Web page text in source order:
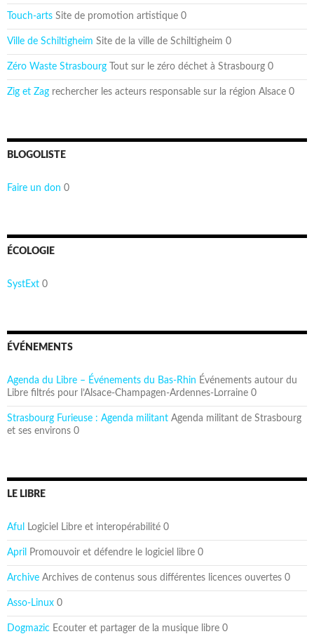
Touch-arts Site de promotion artistique 0
Ville de Schiltigheim Site de la ville de Schiltigheim 0
Zéro Waste Strasbourg Tout sur le zéro déchet à Strasbourg 0
Zig et Zag rechercher les acteurs responsable sur la région Alsace 0
BLOGOLISTE
Faire un don 0
ÉCOLOGIE
SystExt 0
ÉVÉNEMENTS
Agenda du Libre – Événements du Bas-Rhin Événements autour du
Libre filtrés pour l’Alsace-Champagen-Ardennes-Lorraine 0
Strasbourg Furieuse : Agenda militant Agenda militant de Strasbourg
et ses environs 0
LE LIBRE
Aful Logiciel Libre et interopérabilité 0
April Promouvoir et défendre le logiciel libre 0
Archive Archives de contenus sous différentes licences ouvertes 0
Asso-Linux 0
Dogmazic Ecouter et partager de la musique libre 0